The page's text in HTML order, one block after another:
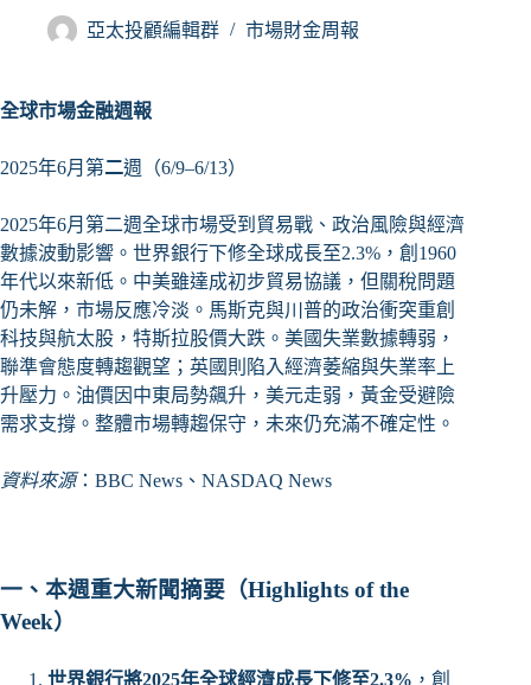
亞太投顧編輯群 市場財金周報
全球市場金融週報
2025年6月第二週（6/9–6/13）
2025年6月第二週全球市場受到貿易戰、政治風險與經濟
數據波動影響。世界銀行下修全球成長至2.3%，創1960
年代以來新低。中美雖達成初步貿易協議，但關稅問題
仍未解，市場反應冷淡。馬斯克與川普的政治衝突重創
科技與航太股，特斯拉股價大跌。美國失業數據轉弱，
聯準會態度轉趨觀望；英國則陷入經濟萎縮與失業率上
升壓力。油價因中東局勢飆升，美元走弱，黃金受避險
需求支撐。整體市場轉趨保守，未來仍充滿不確定性。
資料來源：BBC News、NASDAQ News
一、本週重大新聞摘要（Highlights of the
Week）
世界銀行將2025年全球經濟成長下修至2.3% ，創